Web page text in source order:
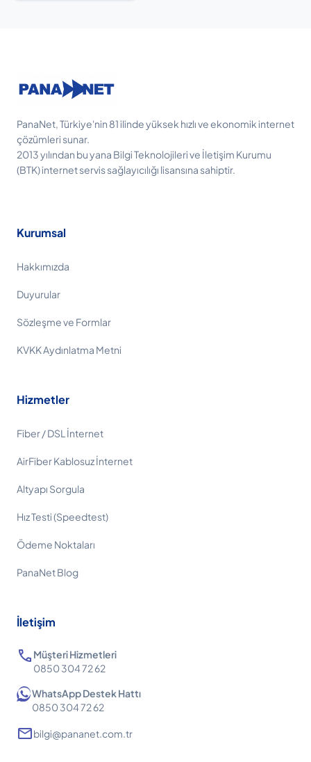
PanaNet, Türkiye'nin 81 ilinde yüksek hızlı ve ekonomik internet
çözümleri sunar.
2013 yılından bu yana Bilgi Teknolojileri ve İletişim Kurumu
(BTK) internet servis sağlayıcılığı lisansına sahiptir.
Kurumsal
Hakkımızda
Duyurular
Sözleşme ve Formlar
KVKK Aydınlatma Metni
Hizmetler
Fiber / DSL İnternet
AirFiber Kablosuz İnternet
Altyapı Sorgula
Hız Testi (Speedtest)
Ödeme Noktaları
PanaNet Blog
İletişim
call Müşteri Hizmetleri
0850 304 72 62
WhatsApp Destek Hattı
0850 304 72 62
mailbilgi@pananet.com.tr